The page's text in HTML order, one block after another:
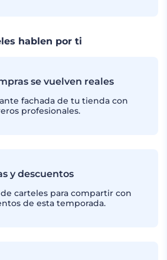
hablen por ti
se vuelven reales
fachada de tu tienda con
profesionales.
y descuentos
carteles para compartir con
de esta temporada.